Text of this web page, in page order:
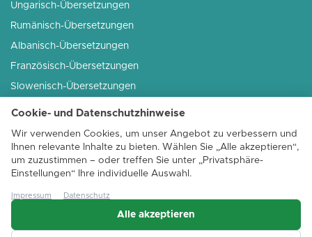
Ungarisch-Übersetzungen
Rumänisch-Übersetzungen
Albanisch-Übersetzungen
Französisch-Übersetzungen
Slowenisch-Übersetzungen
Serbisch-Übersetzungen
...weitere Sprachen
Cookie- und Datenschutzhinweise
Wir verwenden Cookies, um unser Angebot zu verbessern und
Ihnen relevante Inhalte zu bieten. Wählen Sie „Alle akzeptieren“,
um zuzustimmen – oder treffen Sie unter „Privatsphäre-
Einstellungen“ Ihre individuelle Auswahl.
Impressum Datenschutz
Alle akzeptieren